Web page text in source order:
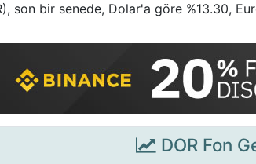
son bir senede, Dolar'a göre %13.30,
DOR Fon